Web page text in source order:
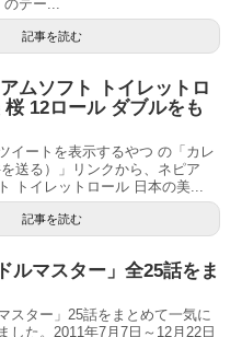
のテー...
記事を読む
ムソフト トイレットロ
12ロール ダブルをも
イートを表示するやつ の「カレ
送る）」リンクから、ネピア
トイレットロール 日本の美...
記事を読む
ルマスター」全25話をま
スター」25話をまとめて一気に
した。2011年7月7日～12月22日